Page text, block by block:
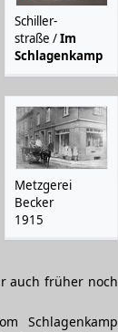
Schiller­
straße /Im
Schlagenkamp
Metzgerei
Becker
1915
auch früher noch
Schlagen­kamp